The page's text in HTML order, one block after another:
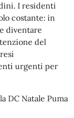
I residenti
costante: in
diventare
del
urgenti per
DC Natale Puma